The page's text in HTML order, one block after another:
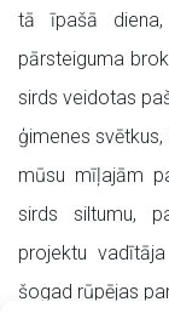
tā īpašā
pārsteiguma
sirds veidotas
ģimenes
mūsu mīļajām
sirds siltumu,
projektu
šogad rūpējas